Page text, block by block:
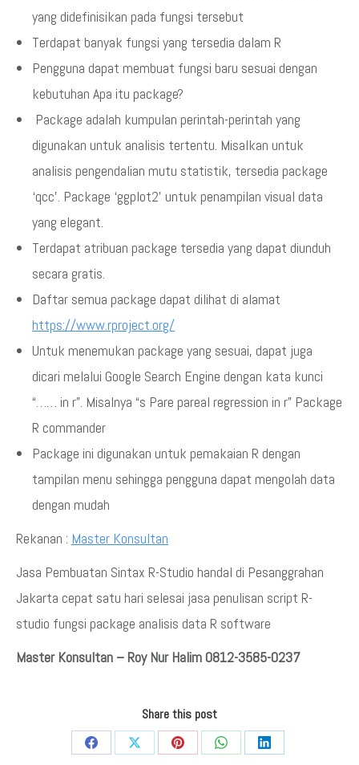
yang didefinisikan pada fungsi tersebut
Terdapat banyak fungsi yang tersedia dalam R
Pengguna dapat membuat fungsi baru sesuai dengan
kebutuhan Apa itu package?
Package adalah kumpulan perintah-perintah yang
digunakan untuk analisis tertentu. Misalkan untuk
analisis pengendalian mutu statistik, tersedia package
‘qcc’. Package ‘ggplot2’ untuk penampilan visual data
yang elegant.
Terdapat atribuan package tersedia yang dapat diunduh
secara gratis.
Daftar semua package dapat dilihat di alamat
https://www.rproject.org/
Untuk menemukan package yang sesuai, dapat juga
dicari melalui Google Search Engine dengan kata kunci
“…… in r”. Misalnya “s Pare pareal regression in r” Package
R commander
Package ini digunakan untuk pemakaian R dengan
tampilan menu sehingga pengguna dapat mengolah data
dengan mudah
Rekanan : Master Konsultan
Jasa Pembuatan Sintax R-Studio handal di Pesanggrahan
Jakarta cepat satu hari selesai jasa penulisan script R-
studio fungsi package analisis data R software
Master Konsultan – Roy Nur Halim 0812-3585-0237
Share this post
Share
Share
Share
Share
Share